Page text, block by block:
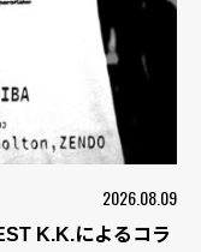
2026.08.09
K.K.によるコラ